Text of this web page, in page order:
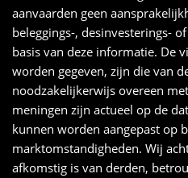
aanvaarden geen
beleggings-, desinvesterings-
basis van deze informatie. De
worden gegeven, zijn die van
noodzakelijkerwijs overeen
meningen zijn actueel op de
kunnen worden aangepast op
marktomstandigheden. Wij
afkomstig is van derden,